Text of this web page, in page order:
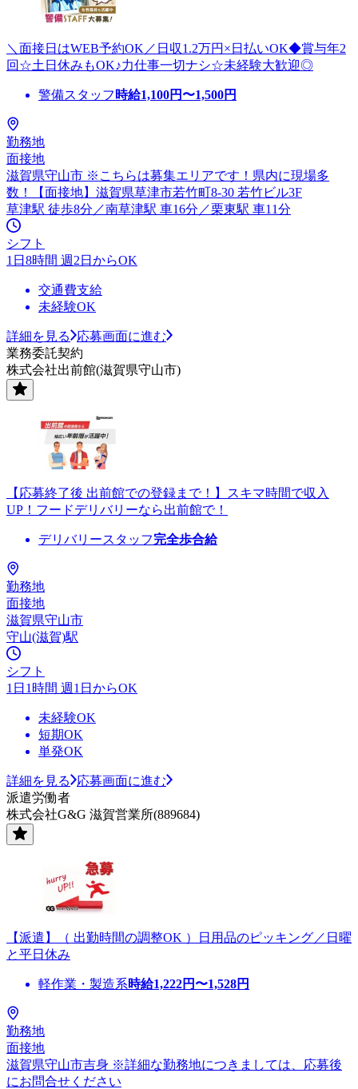
＼面接日はWEB予約OK／日収1.2万円×日払いOK◆賞与年2
回☆土日休みもOK♪力仕事一切ナシ☆未経験大歓迎◎
警備スタッフ 時給1,100円〜1,500円
勤務地
面接地
滋賀県守山市 ※こちらは募集エリアです！県内に現場多
数！【面接地】滋賀県草津市若竹町8-30 若竹ビル3F
草津駅 徒歩8分／南草津駅 車16分／栗東駅 車11分
シフト
1日8時間 週2日からOK
交通費支給
未経験OK
詳細を見る
応募画面に進む
業務委託契約
株式会社出前館(滋賀県守山市)
【応募終了後 出前館での登録まで！】スキマ時間で収入
UP！フードデリバリーなら出前館で！
デリバリースタッフ完全歩合給
勤務地
面接地
滋賀県守山市
守山(滋賀)駅
シフト
1日1時間 週1日からOK
未経験OK
短期OK
単発OK
詳細を見る
応募画面に進む
派遣労働者
株式会社G&G 滋賀営業所(889684)
【派遣】（ 出勤時間の調整OK ）日用品のピッキング／日曜
と平日休み
軽作業・製造系時給1,222円〜1,528円
勤務地
面接地
滋賀県守山市吉身 ※詳細な勤務地につきましては、応募後
にお問合せください